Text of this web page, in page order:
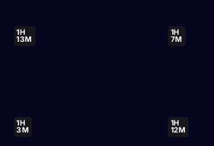
1H
13M
1H
7M
1H
3M
1H
12M